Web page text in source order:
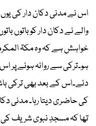
اس نے مدنی دکان دار کی
والے نے دکان دار کو باتوں
خواہش ہے کہ وہ مکۃ
ہو۔ترکی سے روانہ ہونے پر
دئے۔اس کے بعد بھی ترکی
کی حاضری دیتا رہا۔ مدنی
تھا کہ مسجدِ نبوی شریف کی